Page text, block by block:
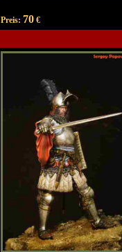
Preis: 70€